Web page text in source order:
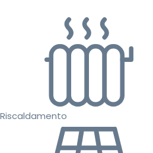
Riscaldamento